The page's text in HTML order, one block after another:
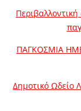
ΠΑΓΚΟΣΜΙΑ
Δημοτικό Ωδείο